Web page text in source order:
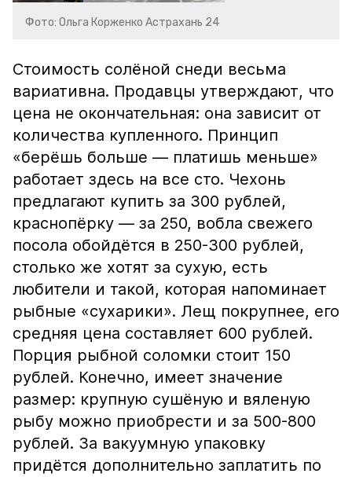
Фото: Ольга Корженко Астрахань 24
Стоимость солёной снеди весьма
вариативна. Продавцы утверждают, что
цена не окончательная: она зависит от
количества купленного. Принцип
«берёшь больше — платишь меньше»
работает здесь на все сто. Чехонь
предлагают купить за 300 рублей,
краснопёрку — за 250, вобла свежего
посола обойдётся в 250-300 рублей,
столько же хотят за сухую, есть
любители и такой, которая напоминает
рыбные «сухарики». Лещ покрупнее, его
средняя цена составляет 600 рублей.
Порция рыбной соломки стоит 150
рублей. Конечно, имеет значение
размер: крупную сушёную и вяленую
рыбу можно приобрести и за 500-800
рублей. За вакуумную упаковку
придётся дополнительно заплатить по